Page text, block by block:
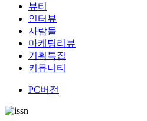
뷰티
인터뷰
사람들
마케팅리뷰
기획특집
커뮤니티
PC버전